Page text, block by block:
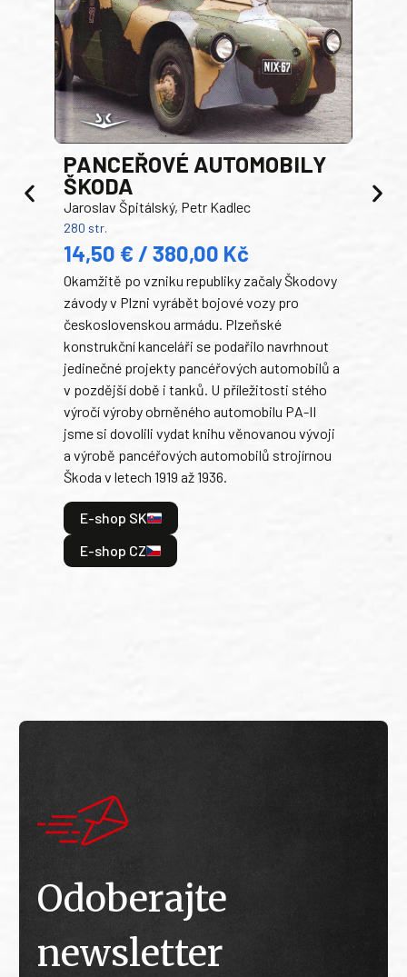
PANCEŘOVÉ AUTOMOBILY
ŠKODA
Jaroslav Špitálský, Petr Kadlec
280 str.
14,50 € / 380,00 Kč
Okamžitě po vzniku republiky začaly Škodovy
závody v Plzni vyrábět bojové vozy pro
československou armádu. Plzeňské
konstrukční kanceláři se podařilo navrhnout
jedinečné projekty pancéřových automobilů a
v pozdější době i tanků. U příležitosti stého
výročí výroby obrněného automobilu PA-II
jsme si dovolili vydat knihu věnovanou vývoji
a výrobě pancéřových automobilů strojírnou
Škoda v letech 1919 až 1936.
E-shop SK
E-shop CZ
Odoberajte
newsletter